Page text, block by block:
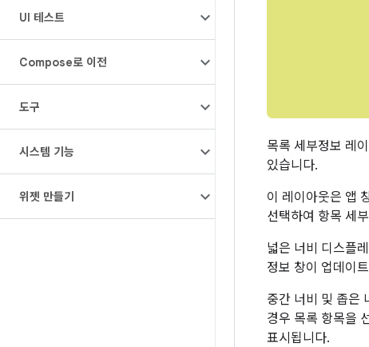
UI 테스트
Compose로 이전
도구
시스템 기능
위젯 만들기
목록 세부정보 레
있습니다.
이 레이아웃은 앱
선택하여 항목 세
넓은 너비 디스플
정보 창이 업데이
중간 너비 및 좁은
경우 목록 항목을
표시됩니다.